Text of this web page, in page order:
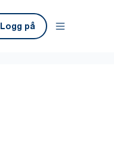
Logg på